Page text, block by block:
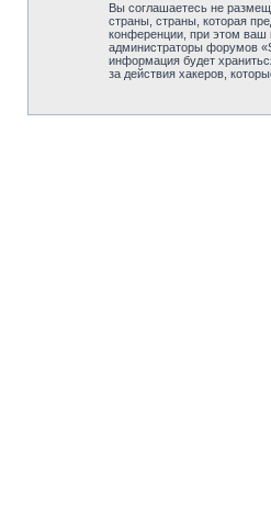
Вы соглашаетесь не
страны, страны, которая
конференции, при этом ваш
администраторы форумов
информация будет
за действия хакеров,